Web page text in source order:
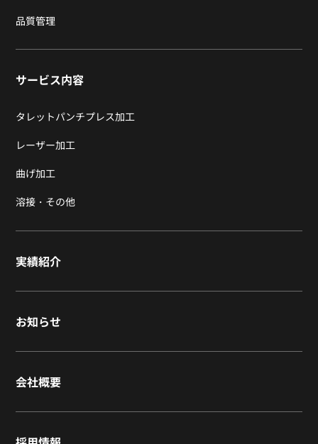
品質管理
サービス内容
タレットパンチプレス加工
レーザー加工
曲げ加工
溶接・その他
実績紹介
お知らせ
会社概要